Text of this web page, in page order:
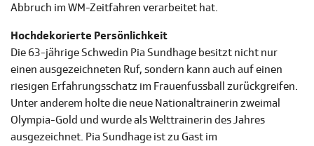
Abbruch im WM-Zeitfahren verarbeitet hat.
Hochdekorierte Persönlichkeit
Die 63-jährige Schwedin Pia Sundhage besitzt nicht nur
einen ausgezeichneten Ruf, sondern kann auch auf einen
riesigen Erfahrungsschatz im Frauenfussball zurückgreifen.
Unter anderem holte die neue Nationaltrainerin zweimal
Olympia-Gold und wurde als Welttrainerin des Jahres
ausgezeichnet. Pia Sundhage ist zu Gast im